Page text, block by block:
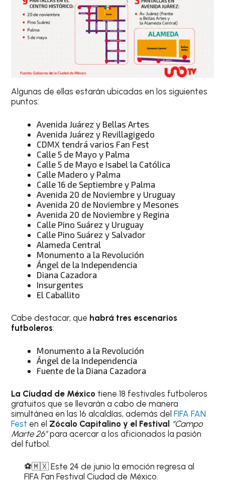
Algunas de ellas estarán ubicadas en los siguientes
puntos:
Avenida Juárez y Bellas Artes
Avenida Juárez y Revillagigedo
CDMX tendrá varios Fan Fest
Calle 5 de Mayo y Palma
Calle 5 de Mayo e Isabel la Católica
Calle Madero y Palma
Calle 16 de Septiembre y Palma
Avenida 20 de Noviembre y Uruguay
Avenida 20 de Noviembre y Mesones
Avenida 20 de Noviembre y Regina
Calle Pino Suárez y Uruguay
Calle Pino Suárez y Salvador
Alameda Central
Monumento a la Revolución
Ángel de la Independencia
Diana Cazadora
Insurgentes
El Caballito
Cabe destacar, que habrá tres escenarios
futboleros:
Monumento a la Revolución
Ángel de la Independencia
Fuente de la Diana Cazadora
La Ciudad de México tiene 18 festivales futboleros
gratuitos que se llevarán a cabo de manera
simultánea en las 16 alcaldías, además delFIFA FAN
Fest en el Zócalo Capitalino y el Festival “Campo
Marte 26”para acercar a los aficionados la pasión
del futbol.
⚽️🇲🇽 Este 24 de junio la emoción regresa al
FIFA Fan Festival Ciudad de México.